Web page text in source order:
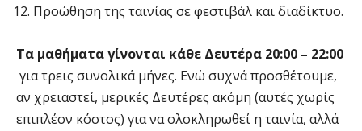
Προώθηση της ταινίας σε φεστιβάλ και διαδίκτυο.
Τα μαθήματα γίνονται κάθε Δευτέρα 20:00 – 22:00
για τρεις συνολικά μήνες. Ενώ συχνά προσθέτουμε,
αν χρειαστεί, μερικές Δευτέρες ακόμη (αυτές χωρίς
επιπλέον κόστος) για να ολοκληρωθεί η ταινία, αλλά